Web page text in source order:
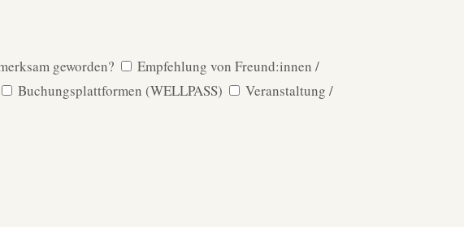
geworden?
Empfehlung von Freund:innen /
Buchungsplattformen (WELLPASS)
Veranstaltung /